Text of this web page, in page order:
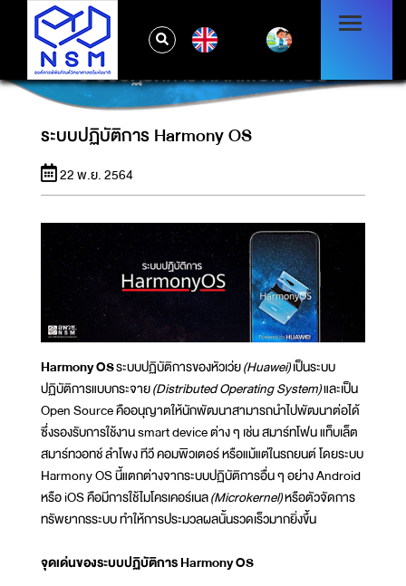
ระบบปฏิบัติการ HARMONY OS
ระบบปฏิบัติการ Harmony OS
22 พ.ย. 2564
Harmony OSระบบปฏิบัติการของหัวเว่ย(Huawei)เป็นระบบ
ปฏิบัติการแบบกระจาย(Distributed Operating System)และเป็น
Open Source คืออนุญาตให้นักพัฒนาสามารถนำไปพัฒนาต่อได้
ซึ่งรองรับการใช้งาน smart device ต่าง ๆ เช่น สมาร์ทโฟน แท็บเล็ต
สมาร์ทวอทช์ ลําโพง ทีวี คอมพิวเตอร์ หรือแม้แต่ในรถยนต์ โดยระบบ
Harmony OS นี้แตกต่างจากระบบปฏิบัติการอื่น ๆ อย่าง Android
หรือ iOS คือมีการใช้ไมโครเคอร์เนล(Microkernel)หรือตัวจัดการ
ทรัพยากรระบบ ทำให้การประมวลผลนั้นรวดเร็วมากยิ่งขึ้น
จุดเด่นของระบบปฏิบัติการ Harmony OS